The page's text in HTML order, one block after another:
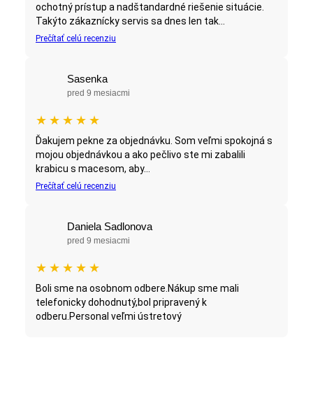
ochotný prístup a nadštandardné riešenie situácie.
Takýto zákaznícky servis sa dnes len tak...
Prečítať celú recenziu
Sasenka
pred 9 mesiacmi
★ ★ ★ ★ ★
Ďakujem pekne za objednávku. Som veľmi spokojná s
mojou objednávkou a ako pečlivo ste mi zabalili
krabicu s macesom, aby...
Prečítať celú recenziu
Daniela Sadlonova
pred 9 mesiacmi
★ ★ ★ ★ ★
Boli sme na osobnom odbere.Nákup sme mali
telefonicky dohodnutý,bol pripravený k
odberu.Personal veľmi ústretový